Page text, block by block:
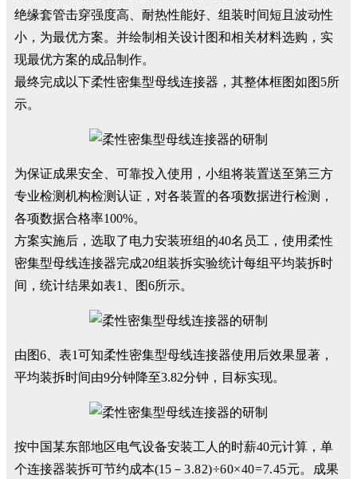
绝缘套管击穿强度高、耐热性能好、组装时间短且波动性
小，为最优方案。并绘制相关设计图和相关材料选购，实
现最优方案的成品制作。
最终完成以下柔性密集型母线连接器，其整体框图如图5所
示。
为保证成果安全、可靠投入使用，小组将装置送至第三方
专业检测机构检测认证，对各装置的各项数据进行检测，
各项数据合格率100%。
方案实施后，选取了电力安装班组的40名员工，使用柔性
密集型母线连接器完成20组装拆实验统计每组平均装拆时
间，统计结果如表1、图6所示。
由图6、表1可知柔性密集型母线连接器使用后效果显著，
平均装拆时间由9分钟降至3.82分钟，目标实现。
按中国某东部地区电气设备安装工人的时薪40元计算，单
个连接器装拆可节约成本(15－ 3.82)÷60×40=7.45元。
成果